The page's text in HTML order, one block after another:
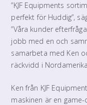
”KJF Equipments
perfekt för Huddig”,
”Våra kunder
jobb med en och
samarbeta med Ken
räckvidd i
Ken från KJF
maskinen är en